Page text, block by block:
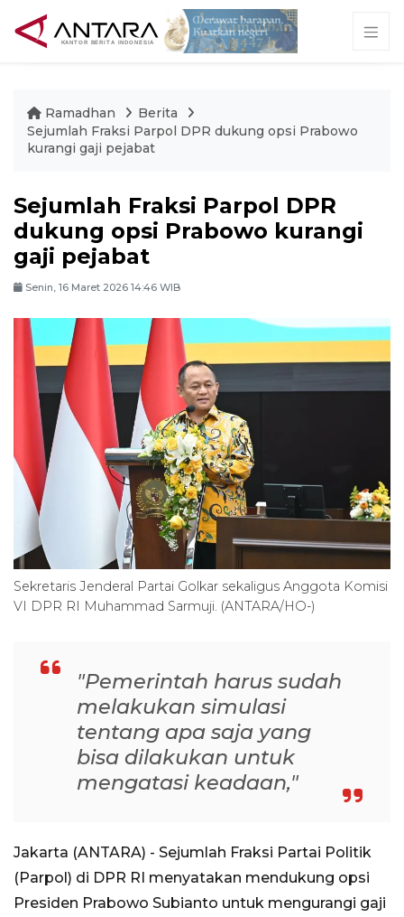
Ramadhan
Berita
Sejumlah Fraksi Parpol DPR dukung opsi Prabowo
kurangi gaji pejabat
Sejumlah Fraksi Parpol DPR
dukung opsi Prabowo kurangi
gaji pejabat
Senin, 16 Maret 2026 14:46 WIB
Sekretaris Jenderal Partai Golkar sekaligus Anggota Komisi
VI DPR RI Muhammad Sarmuji. (ANTARA/HO-)
"Pemerintah harus sudah
melakukan simulasi
tentang apa saja yang
bisa dilakukan untuk
mengatasi keadaan,"
Jakarta (ANTARA) - Sejumlah Fraksi Partai Politik
(Parpol) di DPR RI menyatakan mendukung opsi
Presiden Prabowo Subianto untuk mengurangi gaji